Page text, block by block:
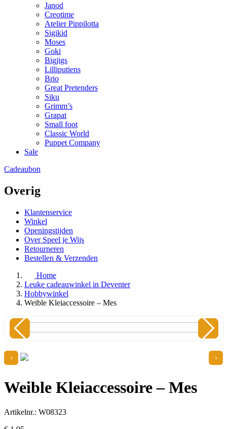
Janod
Creotime
Atelier Pippilotta
Sigikid
Moses
Goki
Bigjigs
Lilliputiens
Brio
Great Pretenders
Siku
Grimm’s
Grapat
Small foot
Classic World
Puppet Company
Sale
Cadeaubon
Overig
Klantenservice
Winkel
Openingstijden
Over Speel je Wijs
Retourneren
Bestellen & Verzenden
Home
Leuke cadeauwinkel in Deventer
Hobbywinkel
Weible Kleiaccessoire – Mes
›
‹
Weible Kleiaccessoire – Mes
Artikelnr.: W08323